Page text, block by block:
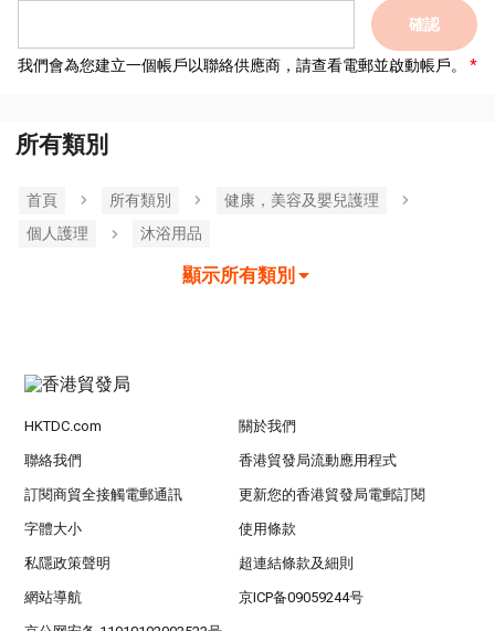
確認
我們會為您建立一個帳戶以聯絡供應商，請查看電郵並啟動帳戶。
所有類別
首頁 所有類別
健康，美容及嬰兒護理
個人護理
沐浴用品
顯示所有類別
HKTDC.com 關於我們
聯絡我們 香港貿發局流動應用程式
訂閱商貿全接觸電郵通訊 更新您的香港貿發局電郵訂閱
字體大小 使用條款
私隱政策聲明 超連結條款及細則
網站導航 京ICP备09059244号